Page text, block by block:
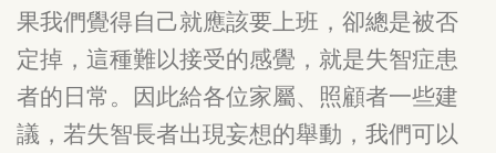
果我們覺得自己就應該要上班，卻總是被否
定掉，這種難以接受的感覺，就是失智症患
者的日常。因此給各位家屬、照顧者一些建
議，若失智長者出現妄想的舉動，我們可以